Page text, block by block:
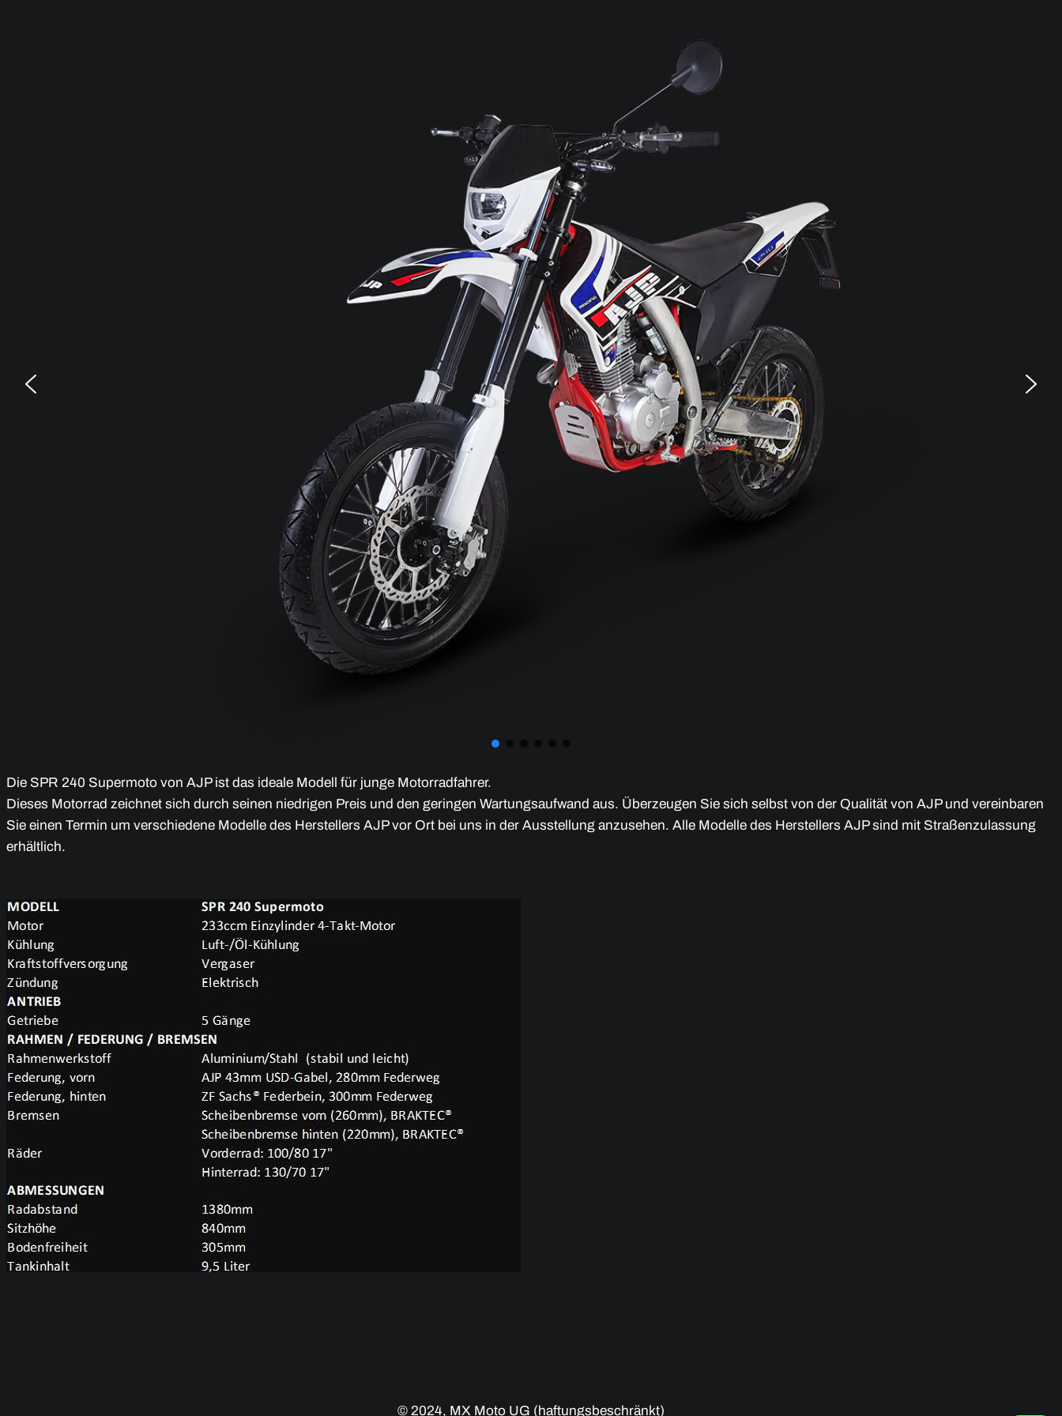
Die SPR 240 Supermoto von AJP ist das ideale Modell für junge Motorradfahrer.
Dieses Motorrad zeichnet sich durch seinen niedrigen Preis und den geringen Wartungsaufwand aus. Überzeugen Sie sich selbst von der Qualität von AJP und vereinbaren
Sie einen Termin um verschiedene Modelle des Herstellers AJP vor Ort bei uns in der Ausstellung anzusehen. Alle Modelle des Herstellers AJP sind mit Straßenzulassung
erhältlich.
© 2024, MX Moto UG (haftungsbeschränkt)